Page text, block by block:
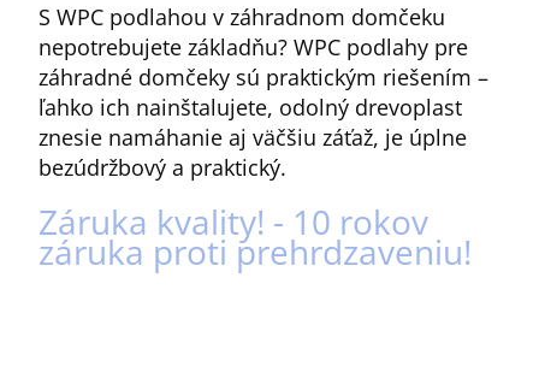
S WPC podlahou v záhradnom domčeku
nepotrebujete základňu? WPC podlahy pre
záhradné domčeky sú praktickým riešením –
ľahko ich nainštalujete, odolný drevoplast
znesie namáhanie aj väčšiu záťaž, je úplne
bezúdržbový a praktický.
Záruka kvality! - 10 rokov
záruka proti prehrdzaveniu!